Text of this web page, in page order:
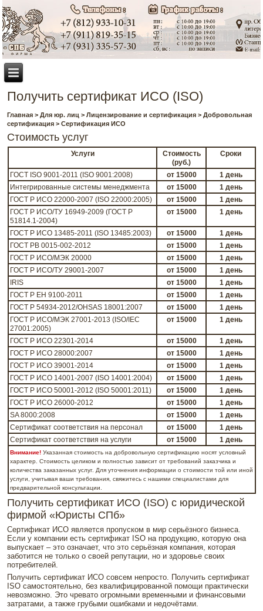
Получить сертификат ИСО (ISO)
Главная >Для юр. лиц >Лицензирование и сертификация >Добровольная
сертификация > Сертификация ИСО
Стоимость услуг
Услуги
Стоимость
(руб.)
Сроки
ГОСТ ISO 9001-2011 (ISO 9001:2008) от 15000
1 день
Интегрированные системы менеджмента
от 15000
1 день
ГОСТ Р ИСО 22000-2007 (ISO 22000:2005)
от 15000
1 день
ГОСТ Р ИСО/ТУ 16949-2009 (ГОСТ Р
51814.1-2004)
от 15000 1 день
ГОСТ Р ИСО 13485-2011 (ISO 13485:2003) от 15000
1 день
ГОСТ РВ 0015-002-2012
от 15000
1 день
ГОСТ Р ИСО/МЭК 20000
от 15000
1 день
ГОСТ Р ИСО/ТУ 29001-2007
от 15000
1 день
IRIS
от 15000
1 день
ГОСТ Р ЕН 9100-2011
от 15000
1 день
ГОСТ Р 54934-2012/OHSAS 18001:2007
от 15000
1 день
ГОСТ Р ИСО/МЭК 27001-2013 (ISO/IEC
27001:2005)
от 15000 1 день
ГОСТ Р ИСО 22301-2014 от 15000
1 день
ГОСТ Р ИСО 28000:2007
от 15000
1 день
ГОСТ Р ИСО 39001-2014
от 15000
1 день
ГОСТ Р ИСО 14001-2007 (ISO 14001:2004)
от 15000
1 день
ГОСТ Р ИСО 50001-2012 (ISO 50001:2011)
от 15000
1 день
ГОСТ Р ИСО 26000-2012
от 15000
1 день
SA 8000:2008
от 15000
1 день
Сертификат соответствия на персонал
от 15000
1 день
Сертификат соответствия на услуги
от 15000 1 день
Внимание! Указанная стоимость на добровольную сертификацию носят условный
характер. Стоимость целиком и полностью зависит от требований заказчика и
количества заказанных услуг. Для уточнения информации о стоимости той или иной
услуги, учитывая ваши требования, свяжитесь с нашими специалистами для
предварительной консультации.
Получить сертификат ИСО (ISO) с юридической
фирмой «Юристы СПб»
Сертификат ИСО является пропуском в мир серьёзного бизнеса.
Если у компании есть сертификат ISO на продукцию, которую она
выпускает – это означает, что это серьёзная компания, которая
заботится не только о своей репутации, но и здоровье своих
потребителей.
Получить сертификат ИСО совсем непросто. Получить сертификат
ISO самостоятельно, без квалифицированной помощи практически
невозможно. Это чревато огромными временными и финансовыми
затратами, а также грубыми ошибками и недочётами.